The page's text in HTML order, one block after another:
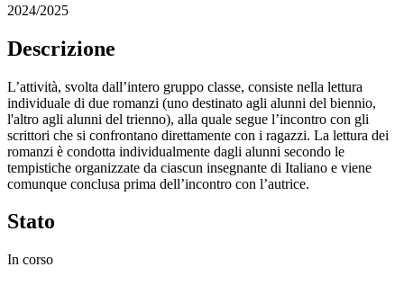
2024/2025
Descrizione
L’attività, svolta dall’intero gruppo classe, consiste nella lettura
individuale di due romanzi (uno destinato agli alunni del biennio,
l'altro agli alunni del trienno), alla quale segue l’incontro con gli
scrittori che si confrontano direttamente con i ragazzi. La lettura dei
romanzi è condotta individualmente dagli alunni secondo le
tempistiche organizzate da ciascun insegnante di Italiano e viene
comunque conclusa prima dell’incontro con l’autrice.
Stato
In corso